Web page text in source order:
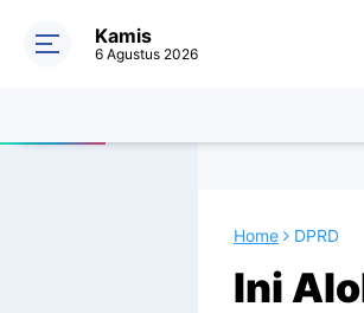
Kamis
6 Agustus 2026
Home DPRD
Ini